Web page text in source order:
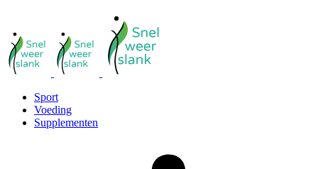
Sport
Voeding
Supplementen